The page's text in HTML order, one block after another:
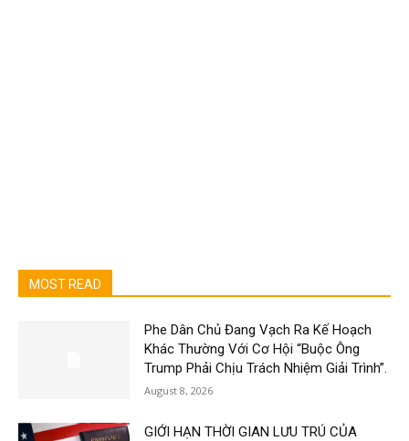
MOST READ
Phe Dân Chủ Đang Vạch Ra Kế Hoạch
Khác Thường Với Cơ Hội “Buộc Ông
Trump Phải Chịu Trách Nhiệm Giải Trình”.
August 8, 2026
GIỚI HẠN THỜI GIAN LƯU TRÚ CỦA